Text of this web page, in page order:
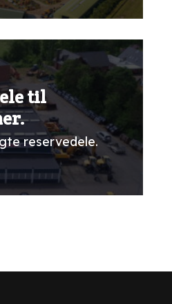
til
reservedele.